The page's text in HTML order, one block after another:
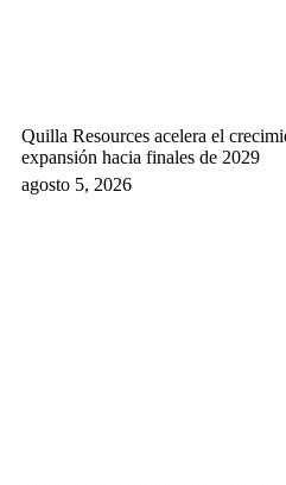
Quilla Resources acelera el
expansión hacia finales de 2029
agosto 5, 2026